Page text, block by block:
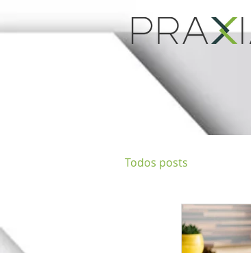
Todos posts